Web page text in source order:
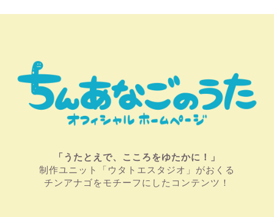
「うたとえで、こころをゆたかに！」
制作ユニット「ウタトエスタジオ」がおくる
チンアナゴをモチーフにしたコンテンツ！